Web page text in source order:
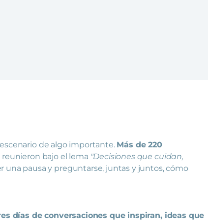
de algo importante. Más de 220
reunieron bajo el lema "Decisiones que cuidan,
una pausa y preguntarse, juntas y juntos, cómo
días de conversaciones que inspiran, ideas que